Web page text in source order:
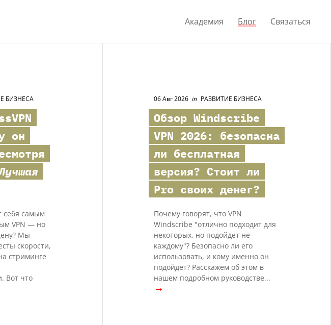
Академия Блог Связаться
БИЗНЕСА
он
себя самым
VPN — но
Мы
скорости,
стриминге
Вот что
06 Авг 2026 in РАЗВИТИЕ БИЗНЕСА
Обзор Windscribe
VPN 2026: безопасна
ли бесплатная
версия? Стоит ли
Pro своих денег?
Почему говорят, что VPN
Windscribe "отлично подходит для
некоторых, но подойдет не
каждому"? Безопасно ли его
использовать, и кому именно он
подойдет? Расскажем об этом в
нашем подробном руководстве...
→